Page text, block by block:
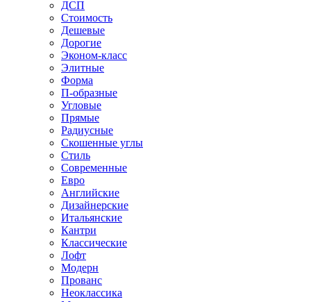
ДСП
Стоимость
Дешевые
Дорогие
Эконом-класс
Элитные
Форма
П-образные
Угловые
Прямые
Радиусные
Скошенные углы
Стиль
Современные
Евро
Английские
Дизайнерские
Итальянские
Кантри
Классические
Лофт
Модерн
Прованс
Неоклассика